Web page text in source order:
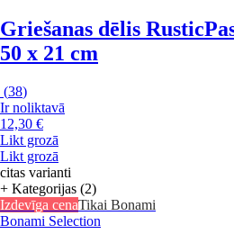
Griešanas dēlis Rustic
50 x 21 cm
(38)
Ir noliktavā
12,30 €
Likt grozā
Likt grozā
citas varianti
+ Kategorijas (2)
Izdevīga cenaTikai Bonami
Bonami Selection